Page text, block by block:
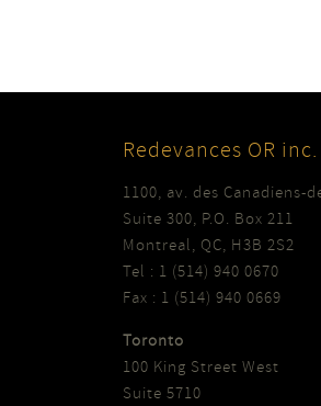
Redevances OR inc.
1100, av. des Canadiens-
Suite 300, P.O. Box 211
Montreal, QC, H3B 2S2
Tel : 1 (514) 940 0670
Fax : 1 (514) 940 0669
Toronto
100 King Street West
Suite 5710